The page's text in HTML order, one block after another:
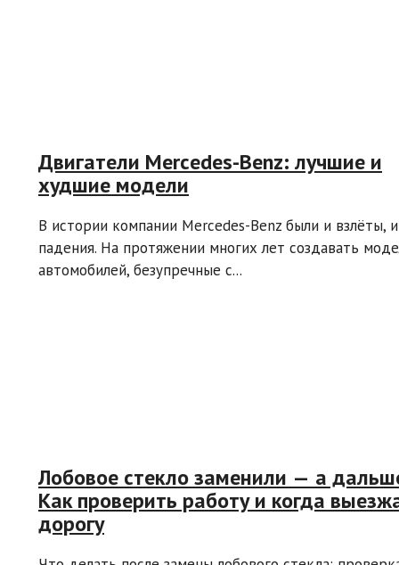
Двигатели Mercedes-Benz: лучшие и
худшие модели
В истории компании Mercedes-Benz были и взлёты, и
падения. На протяжении многих лет создавать
автомобилей, безупречные с...
Лобовое стекло заменили — а
Как проверить работу и когда
дорогу